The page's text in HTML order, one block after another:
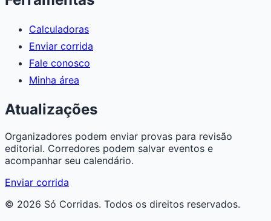
Calculadoras
Enviar corrida
Fale conosco
Minha área
Atualizações
Organizadores podem enviar provas para revisão
editorial. Corredores podem salvar eventos e
acompanhar seu calendário.
Enviar corrida
© 2026 Só Corridas. Todos os direitos reservados.